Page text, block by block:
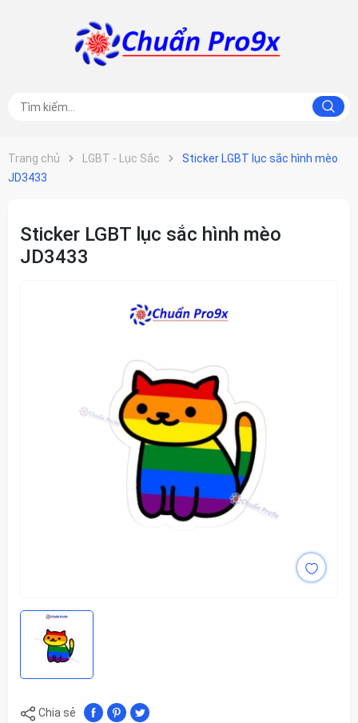
Trang chủ LGBT - Lục Sắc
Sticker LGBT lục sắc hình mèo
JD3433
Sticker LGBT lục sắc hình mèo
JD3433
Chia sẻ